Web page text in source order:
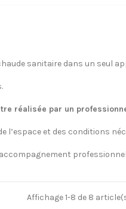
sanitaire dans un seul
réalisée par un
l’espace et des conditions
Affichage 1-8 de 8